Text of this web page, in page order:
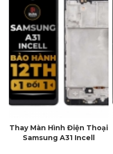
Thay Màn Hình Điện Thoại
Samsung A31 Incell